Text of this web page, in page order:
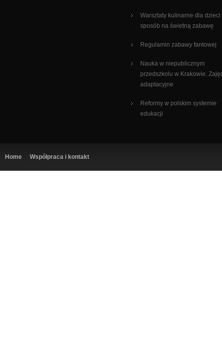
Warsztaty kulinarne dla dzieci
sposób na świetną zabawę
Regulamin zabawy fantowej
Nauka w niepublicznym
przedszkolu w Krakowie.
adaptacyjne
Reformy w polskim systemie
edukacji
Home Współpraca i kontakt